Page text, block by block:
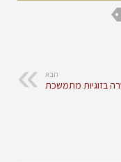
הבא
בזוגיות מתמשכת